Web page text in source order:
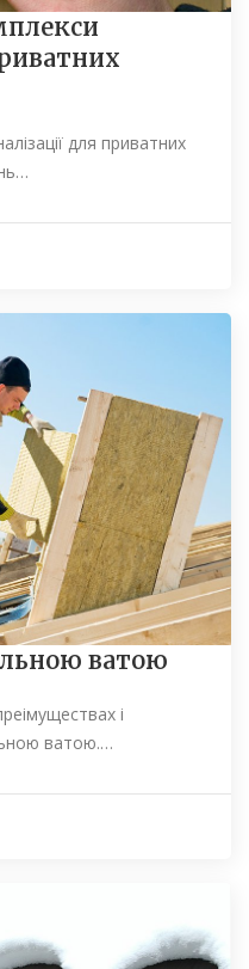
для приватних
ватою
і
ватою.…